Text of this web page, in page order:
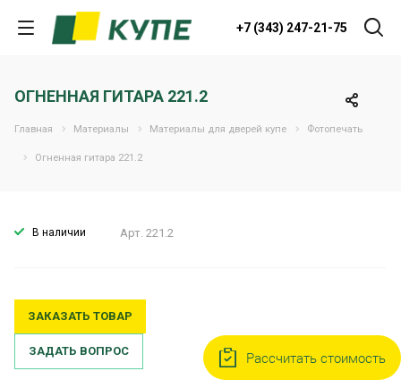
+7 (343) 247-21-75
ОГНЕННАЯ ГИТАРА 221.2
Главная Материалы Материалы для дверей купе Фотопечать
Огненная гитара 221.2
В наличии Арт. 221.2
ЗАКАЗАТЬ ТОВАР
ЗАДАТЬ ВОПРОС Рассчитать стоимость